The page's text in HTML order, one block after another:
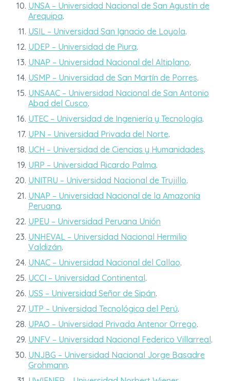
UNSA – Universidad Nacional de San Agustín de
Arequipa.
USIL – Universidad San Ignacio de Loyola.
UDEP – Universidad de Piura.
UNAP – Universidad Nacional del Altiplano.
USMP – Universidad de San Martín de Porres.
UNSAAC – Universidad Nacional de San Antonio
Abad del Cusco.
UTEC – Universidad de Ingeniería y Tecnología.
UPN – Universidad Privada del Norte.
UCH – Universidad de Ciencias y Humanidades.
URP – Universidad Ricardo Palma.
UNITRU – Universidad Nacional de Trujillo.
UNAP – Universidad Nacional de la Amazonía
Peruana.
UPEU – Universidad Peruana Unión
UNHEVAL – Universidad Nacional Hermilio
Valdizán.
UNAC – Universidad Nacional del Callao.
UCCI – Universidad Continental.
USS – Universidad Señor de Sipán.
UTP – Universidad Tecnológica del Perú.
UPAO – Universidad Privada Antenor Orrego.
UNFV – Universidad Nacional Federico Villarreal.
UNJBG – Universidad Nacional Jorge Basadre
Grohmann.